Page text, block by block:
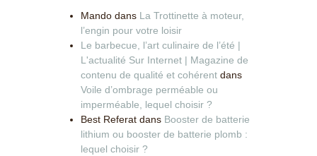
Mando dans La Trottinette à moteur,
l’engin pour votre loisir
Le barbecue, l’art culinaire de l’été |
L'actualité Sur Internet | Magazine de
contenu de qualité et cohérent dans
Voile d’ombrage perméable ou
imperméable, lequel choisir ?
Best Referat dans Booster de batterie
lithium ou booster de batterie plomb :
lequel choisir ?